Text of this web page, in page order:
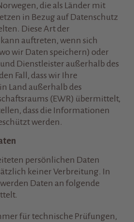
die als Länder mit
in Bezug auf Datenschutz
Diese Art der
auftreten, wenn sich
wir Daten speichern) oder
Dienstleister außerhalb des
Fall, dass wir Ihre
Land außerhalb des
(EWR) übermittelt,
dass die Informationen
werden.
persönlichen Daten
keiner Verbreitung. In
Daten an folgende
für technische Prüfungen,